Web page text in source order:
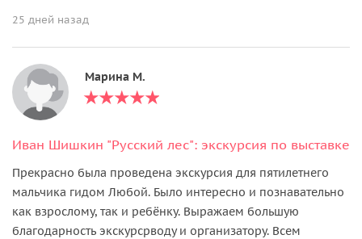
25 дней назад
Марина М.
Иван Шишкин "Русский лес": экскурсия по выставке
Прекрасно была проведена экскурсия для пятилетнего
мальчика гидом Любой. Было интересно и познавательно
как взрослому, так и ребëнку. Выражаем большую
благодарность экскурсрводу и организатору. Всем